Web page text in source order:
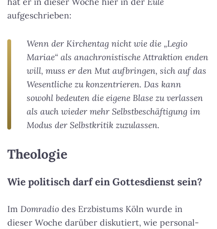
aufgeschrieben:
Wenn der Kirchentag nicht wie die „Legio
Mariae“ als anachronistische Attraktion enden
will, muss er den Mut aufbringen, sich auf das
Wesentliche zu konzentrieren. Das kann
sowohl bedeuten die eigene Blase zu verlassen
als auch wieder mehr Selbstbeschäftigung im
Modus der Selbstkritik zuzulassen.
Theologie
Wie politisch darf ein Gottesdienst sein?
Im Domradio des Erzbistums Köln wurde in
dieser Woche darüber diskutiert, wie personal-